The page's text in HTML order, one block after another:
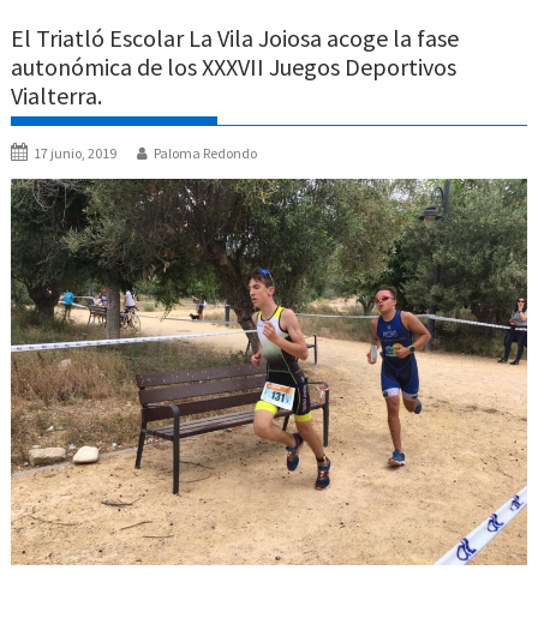
El Triatló Escolar La Vila Joiosa acoge la fase
autonómica de los XXXVII Juegos Deportivos
Vialterra.
17 junio, 2019 Paloma Redondo